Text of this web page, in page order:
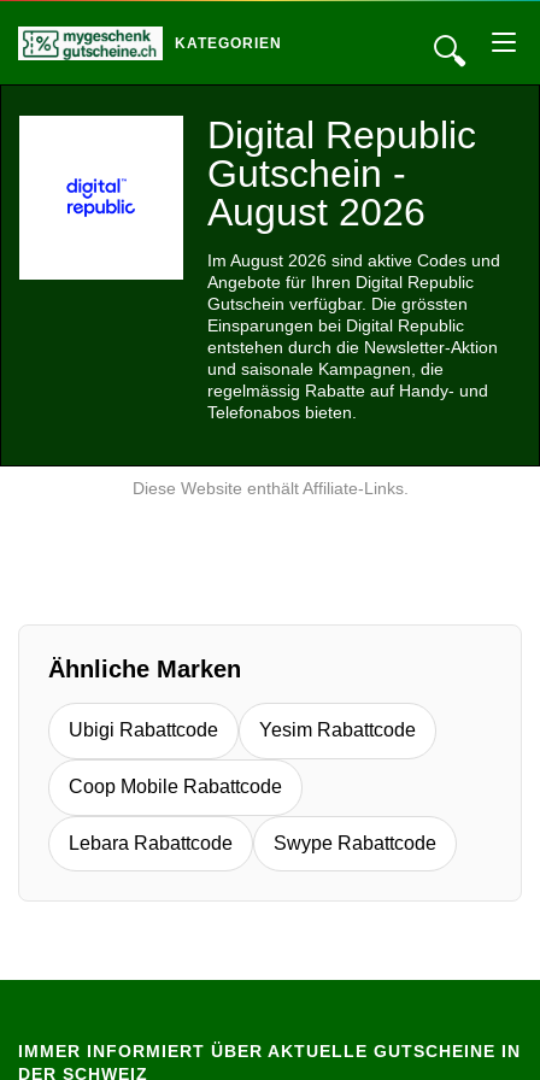
🔍
KATEGORIEN
Digital Republic
Gutschein -
August 2026
Im August 2026 sind aktive Codes und
Angebote für Ihren Digital Republic
Gutschein verfügbar. Die grössten
Einsparungen bei Digital Republic
entstehen durch die Newsletter-Aktion
und saisonale Kampagnen, die
regelmässig Rabatte auf Handy- und
Telefonabos bieten.
Diese Website enthält Affiliate-Links.
Ähnliche Marken
Ubigi Rabattcode Yesim Rabattcode
Coop Mobile Rabattcode
Lebara Rabattcode Swype Rabattcode
IMMER INFORMIERT ÜBER AKTUELLE GUTSCHEINE IN
DER SCHWEIZ